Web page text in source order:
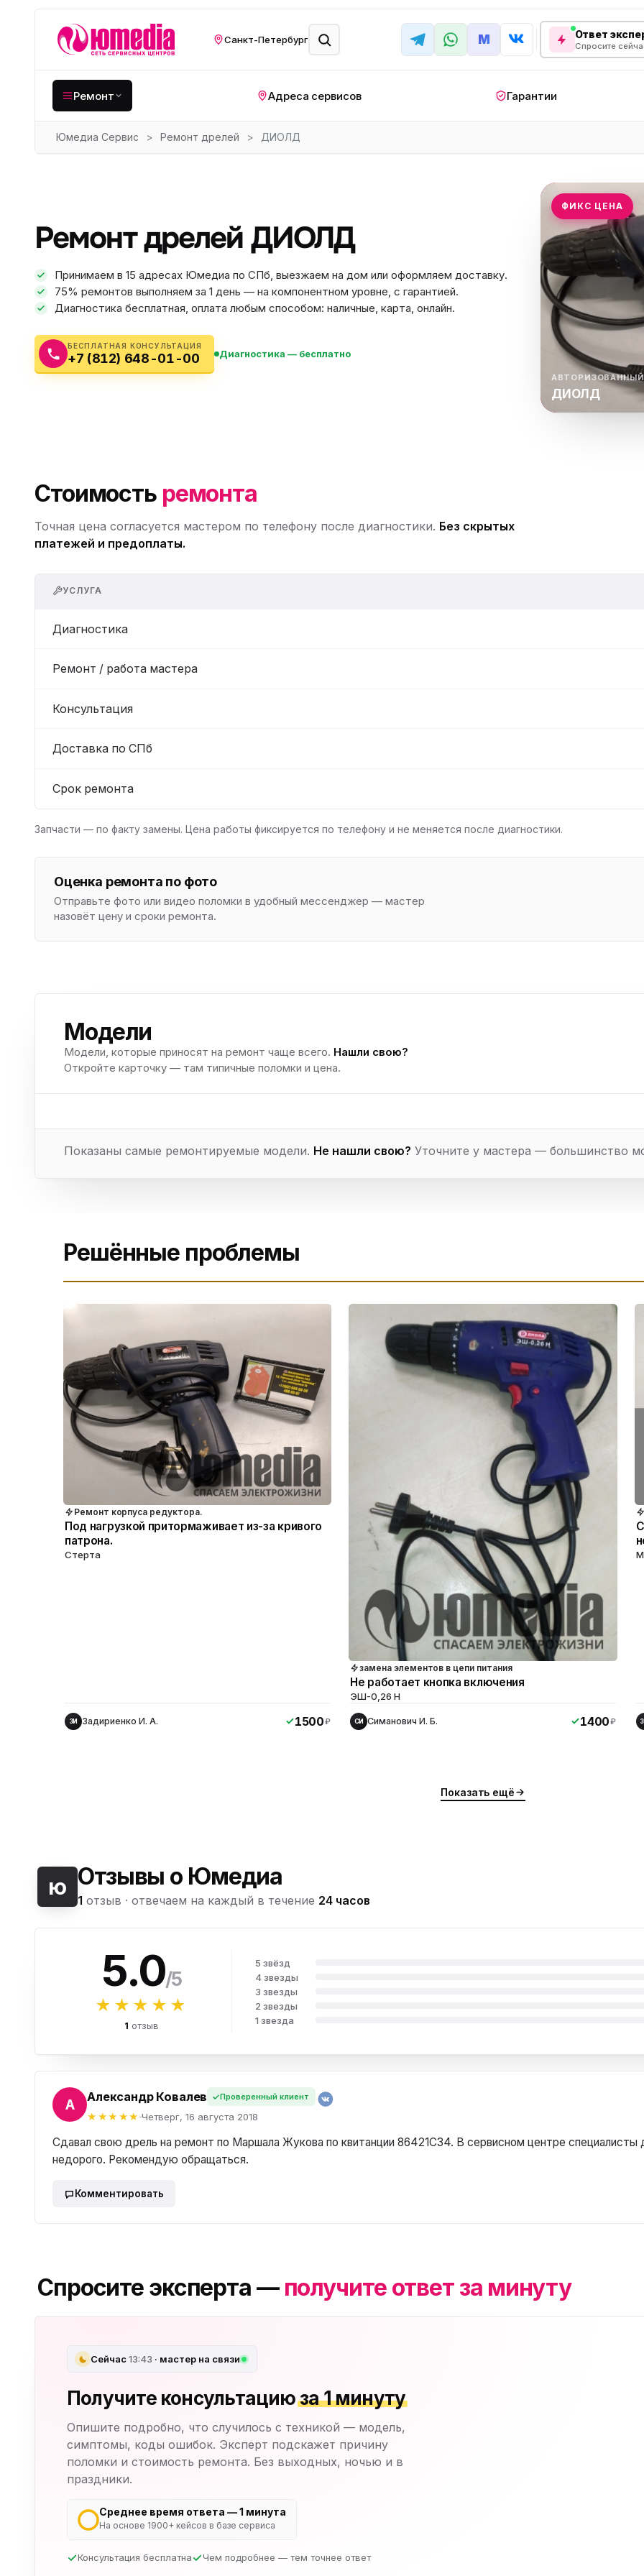
Санкт-Петербург M Ответ
Спросите
Ремонт
Крупная бытовая
Видеотехника
Компьютерная техника
Фототехника
Электроинструмент
Бензотехника
Посудомоечная
машина
Газовая плита Беговая
Духовой шкаф
Холодильная
камера
Холодильный шкаф Встраиваемая
Осушитель
Отопительный
Водонагреватель
Кулер для
Адреса сервисов Гарантии
Юмедиа Сервис > Ремонт дрелей > ДИОЛД
Ремонт дрелей ДИОЛД
Принимаем в 15 адресах Юмедиа по СПб, выезжаем на дом или оформляем доставку.
75% ремонтов выполняем за 1 день — на компонентном уровне, с гарантией.
Диагностика бесплатная, оплата любым способом: наличные, карта, онлайн.
БЕСПЛАТНАЯ КОНСУЛЬТАЦИЯ
+7 (812) 648-01-00 Диагностика — бесплатно
ФИКС ЦЕНА
ДИОЛД
Стоимость ремонта
Точная цена согласуется мастером по телефону после диагностики. Без скрытых
платежей и предоплаты.
УСЛУГА
Диагностика
Ремонт / работа мастера
Консультация
Доставка по СПб
Срок ремонта
Запчасти — по факту замены. Цена работы фиксируется по телефону и не меняется после диагностики.
Оценка ремонта по фото
Отправьте фото или видео поломки в удобный мессенджер — мастер
назовёт цену и сроки ремонта.
Модели
Модели, которые приносят на ремонт чаще всего. Нашли свою?
Откройте карточку — там типичные поломки и цена.
Показаны самые ремонтируемые модели. Не нашли свою? Уточните у мастера — большинство
Решённые проблемы
Ремонт корпуса редуктора.
Под нагрузкой притормаживает из-за кривого
патрона.
Стерта
ЗИ Задириенко И. А. 1500₽
замена элементов в цепи питания
Не работает кнопка включения
ЭШ-0,26 H
СИ Симанович И. Б. 1400₽
Показать ещё
ю Отзывы о Юмедиа
1 отзыв · отвечаем на каждый в течение 24 часов
5.0/5
★★★★★
1 отзыв
5 звёзд
4 звезды
3 звезды
2 звезды
1 звезда
Александр Ковалев Проверенный клиент
Четверг, 16 августа 2018
Сдавал свою дрель на ремонт по Маршала Жукова по квитанции 86421С34. В сервисном центре специалисты
недорого. Рекомендую обращаться.
Комментировать
Спросите эксперта — получите ответ за минуту
Сейчас13:43 · мастер на связи
Получите консультациюза 1 минуту
Опишите подробно, что случилось с техникой — модель,
симптомы, коды ошибок. Эксперт подскажет причину
поломки и стоимость ремонта. Без выходных, ночью и в
праздники.
Среднее время ответа — 1 минута
На основе 1900+ кейсов в базе сервиса
Консультация бесплатна Чем подробнее — тем точнее ответ